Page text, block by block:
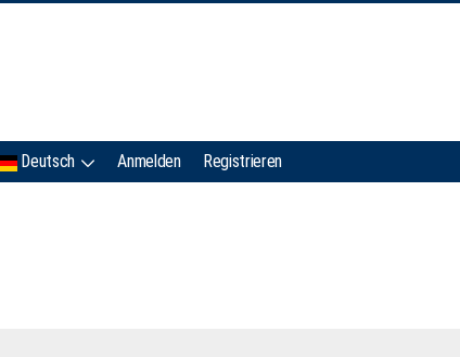
Deutsch Anmelden Registrieren